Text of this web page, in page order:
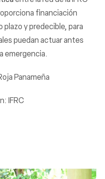
financiación
y predecible, para
puedan actuar antes
emergencia.
Panameña
IFRC